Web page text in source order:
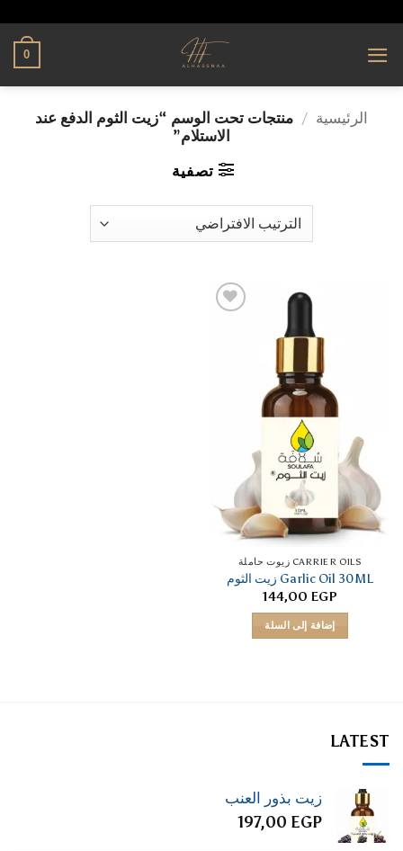
0
الرئيسية / منتجات تحت الوسم “زيت الثوم الدفع عند
الاستلام”
تصفية
CARRIER OILS زيوت حاملة
Garlic Oil 30ML زيت الثوم
144,00 EGP
إضافة إلى السلة
LATEST
زيت بذور العنب
197,00 EGP